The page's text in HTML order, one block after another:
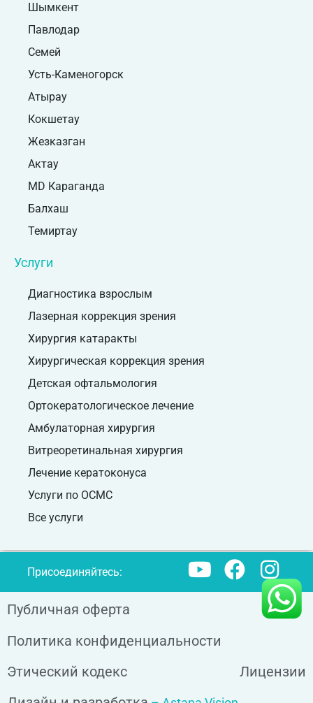
Шымкент
Павлодар
Семей
Усть-Каменогорск
Атырау
Кокшетау
Жезказган
Актау
MD Караганда
Балхаш
Темиртау
Услуги
Диагностика взрослым
Лазерная коррекция зрения
Хирургия катаракты
Хирургическая коррекция зрения
Детская офтальмология
Ортокератологическое лечение
Амбулаторная хирургия
Витреоретинальная хирургия
Лечение кератоконуса
Услуги по ОСМС
Все услуги
Присоединяйтесь:
Публичная оферта
Политика конфиденциальности
Этический кодекс
Лицензии